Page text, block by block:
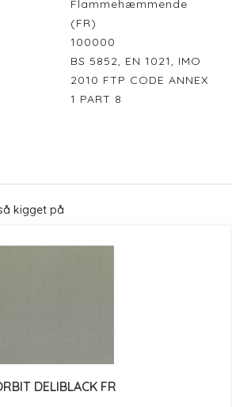
Flammehæmmende
(FR)
100000
BS 5852, EN 1021, IMO
2010 FTP CODE ANNEX
1 PART 8
kigget på
DELIBLACK FR